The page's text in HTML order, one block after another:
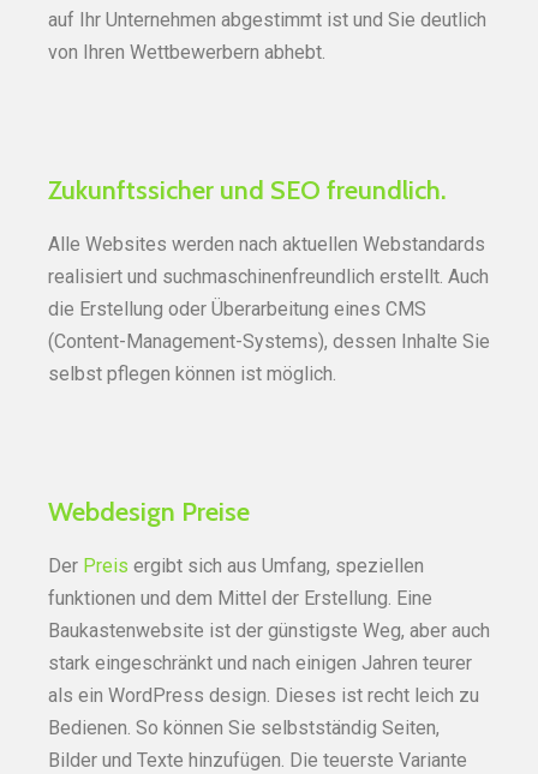
auf Ihr Unternehmen abgestimmt ist und Sie deutlich
von Ihren Wettbewerbern abhebt.
Zukunftssicher und SEO freundlich.
Alle Websites werden nach aktuellen Webstandards
realisiert und suchmaschinen­freundlich erstellt. Auch
die Erstellung oder Überarbeitung eines CMS
(Content-Management-Systems), dessen Inhalte Sie
selbst pflegen können ist möglich.
Webdesign Preise
Der Preis ergibt sich aus Umfang, speziellen
funktionen und dem Mittel der Erstellung. Eine
Baukastenwebsite ist der günstigste Weg, aber auch
stark eingeschränkt und nach einigen Jahren teurer
als ein WordPress design. Dieses ist recht leich zu
Bedienen. So können Sie selbstständig Seiten,
Bilder und Texte hinzufügen. Die teuerste Variante